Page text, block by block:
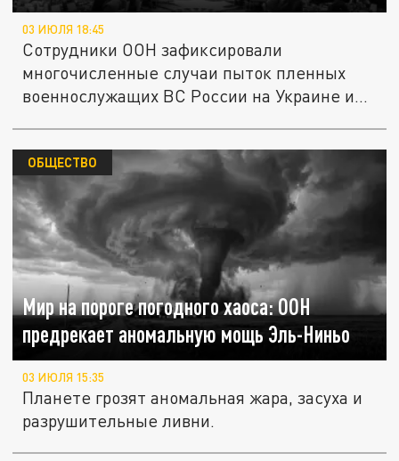
03 ИЮЛЯ 18:45
Сотрудники ООН зафиксировали
многочисленные случаи пыток пленных
военнослужащих ВС России на Украине и...
Мир на пороге погодного хаоса: ООН
предрекает аномальную мощь Эль-Ниньо
ОБЩЕСТВО
03 ИЮЛЯ 15:35
Планете грозят аномальная жара, засуха и
разрушительные ливни.